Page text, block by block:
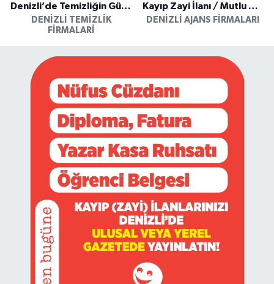
Denizli’de Temizliğin Güvenilir Adresi: Özkan Yerinde Yıkama
DENIZLI TEMIZLIK
FIRMALARI
Kayıp Zayi İlanı / Mutlu Ajans / Denizli
DENIZLI AJANS FIRMALARI